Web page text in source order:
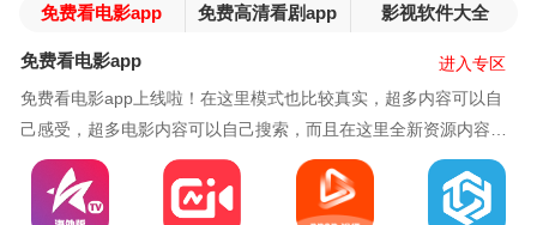
免费看电影app 免费高清看剧app 影视软件大全
免费看电影app
免费看电影app上线啦！在这里模式也比较真实，超多内容可以自
己感受，超多电影内容可以自己搜索，而且在这里全新资源内容可
以自己体验，多种模式参与进来，如果你也喜欢的话记得来肥宅姬
下载吧！
进入专区